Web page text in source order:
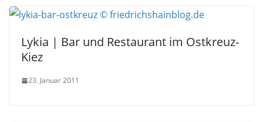
Lykia | Bar und Restaurant im Ostkreuz-
Kiez
23. Januar 2011